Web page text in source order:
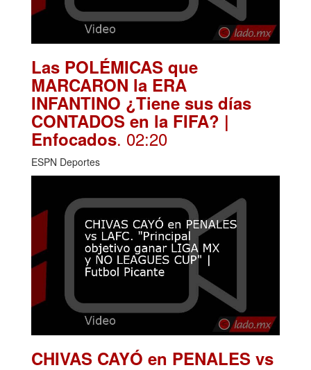
Las POLÉMICAS que
MARCARON la ERA
INFANTINO ¿Tiene sus días
CONTADOS en la FIFA? |
Enfocados. 02:20
ESPN Deportes
CHIVAS CAYÓ en PENALES vs